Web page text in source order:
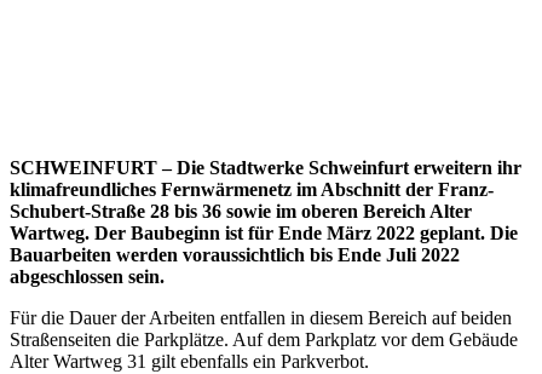
SCHWEINFURT – Die Stadtwerke Schweinfurt erweitern ihr
klimafreundliches Fernwärmenetz im Abschnitt der Franz-
Schubert-Straße 28 bis 36 sowie im oberen Bereich Alter
Wartweg. Der Baubeginn ist für Ende März 2022 geplant. Die
Bauarbeiten werden voraussichtlich bis Ende Juli 2022
abgeschlossen sein.
Für die Dauer der Arbeiten entfallen in diesem Bereich auf beiden
Straßenseiten die Parkplätze. Auf dem Parkplatz vor dem Gebäude
Alter Wartweg 31 gilt ebenfalls ein Parkverbot.